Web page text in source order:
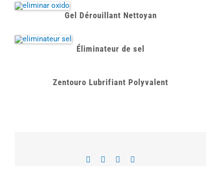
Gel Dérouillant Nettoyan
Éliminateur de sel
Zentouro Lubrifiant Polyvalent
FacebookLinkedInWhatsApp